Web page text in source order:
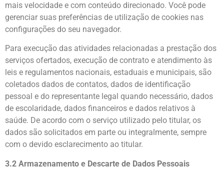
mais velocidade e com conteúdo direcionado. Você pode
gerenciar suas preferências de utilização de cookies nas
configurações do seu navegador.
Para execução das atividades relacionadas a prestação dos
serviços ofertados, execução de contrato e atendimento às
leis e regulamentos nacionais, estaduais e municipais, são
coletados dados de contatos, dados de identificação
pessoal e do representante legal quando necessário, dados
de escolaridade, dados financeiros e dados relativos à
saúde. De acordo com o serviço utilizado pelo titular, os
dados são solicitados em parte ou integralmente, sempre
com o devido esclarecimento ao titular.
3.2 Armazenamento e Descarte de Dados Pessoais